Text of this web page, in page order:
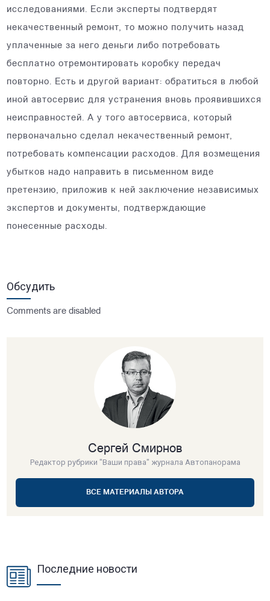
исследованиями. Если эксперты подтвердят
некачественный ремонт, то можно получить назад
уплаченные за него деньги либо потребовать
бесплатно отремонтировать коробку передач
повторно. Есть и другой вариант: обратиться в любой
иной автосервис для устранения вновь проявившихся
неисправностей. А у того автосервиса, который
первоначально сделал некачественный ремонт,
потребовать компенсации расходов. Для возмещения
убытков надо направить в письменном виде
претензию, приложив к ней заключение независимых
экспертов и документы, подтверждающие
понесенные расходы.
Обсудить
Comments are disabled
Сергей Смирнов
Редактор рубрики "Ваши права" журнала Автопанорама
ВСЕ МАТЕРИАЛЫ АВТОРА
Последние новости